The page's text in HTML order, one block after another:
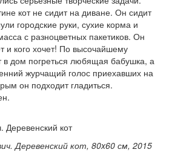
кот не сидит на диване. Он сидит
городские руки, сухие корма и
с разноцветных пакетиков. Он
и кого хочет! По высочайшему
в дом погреться любящая бабушка, а
журчащий голос приехавших на
он подходит гладиться.
Деревенский кот, 80x60 см, 2015